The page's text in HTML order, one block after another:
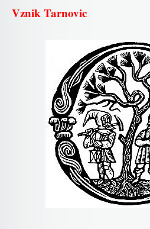
Vznik Tarnovic